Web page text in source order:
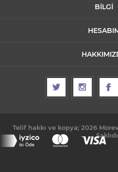
BILGI
Telif hakkı ve kopya; 2026